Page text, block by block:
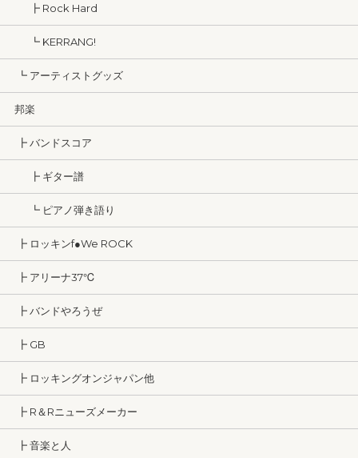
┣ Rock Hard
┗ KERRANG!
┗ アーティストグッズ
邦楽
┣ バンドスコア
┣ ギター譜
┗ ピアノ弾き語り
┣ ロッキンf●We ROCK
┣ アリーナ37℃
┣ バンドやろうぜ
┣ GB
┣ ロッキングオンジャパン他
┣ R＆Rニューズメーカー
┣ 音楽と人